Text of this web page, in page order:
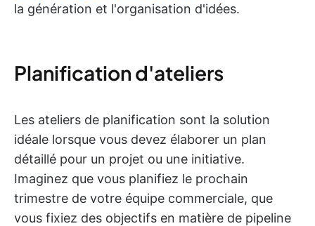
la génération et l'organisation d'idées.
Planification d'ateliers
Les ateliers de planification sont la solution
idéale lorsque vous devez élaborer un plan
détaillé pour un projet ou une initiative.
Imaginez que vous planifiez le prochain
trimestre de votre équipe commerciale, que
vous fixiez des objectifs en matière de pipeline